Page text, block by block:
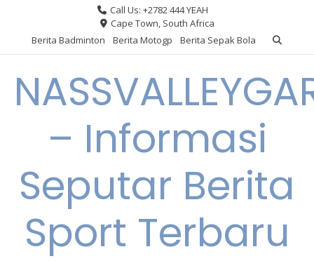
content
Call Us: +2782 444 YEAH
Cape Town, South Africa
Berita Badminton
Berita Motogp Berita Sepak Bola
– Informasi
Seputar Berita
Sport Terbaru